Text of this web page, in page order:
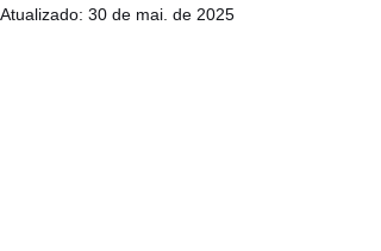
Atualizado: 30 de mai. de 2025